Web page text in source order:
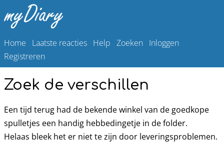
Home Laatste reacties Help Zoeken Inloggen
Registreren
Zoek de verschillen
Een tijd terug had de bekende winkel van de goedkope
spulletjes een handig hebbedingetje in de folder.
Helaas bleek het er niet te zijn door leveringsproblemen.